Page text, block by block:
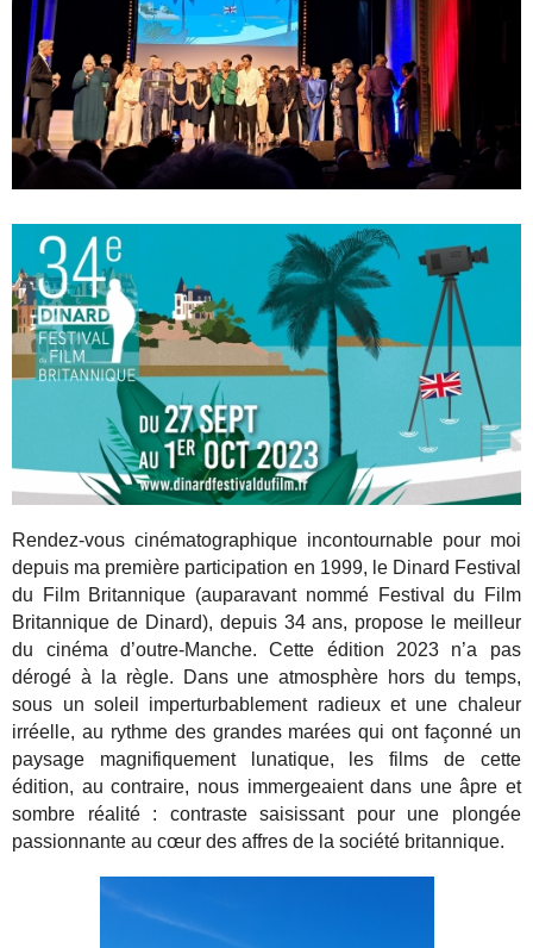
Rendez-vous cinématographique incontournable pour moi
depuis ma première participation en 1999, le Dinard Festival
du Film Britannique (auparavant nommé Festival du Film
Britannique de Dinard), depuis 34 ans, propose le meilleur
du cinéma d’outre-Manche. Cette édition 2023 n’a pas
dérogé à la règle. Dans une atmosphère hors du temps,
sous un soleil imperturbablement radieux et une chaleur
irréelle, au rythme des grandes marées qui ont façonné un
paysage magnifiquement lunatique, les films de cette
édition, au contraire, nous immergeaient dans une âpre et
sombre réalité : contraste saisissant pour une plongée
passionnante au cœur des affres de la société britannique.